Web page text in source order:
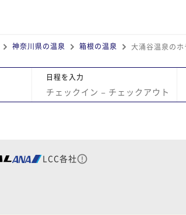
神奈川県の温泉 箱根の温泉 大涌谷温泉の
日程を入力
チェックイン − チェックアウト
LCC各社